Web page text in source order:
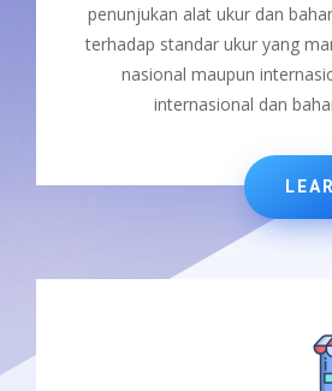
penunjukan alat ukur dan
terhadap standar ukur yang
nasional maupun
internasional dan